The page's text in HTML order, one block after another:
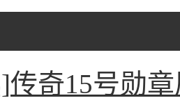
传奇15号勋